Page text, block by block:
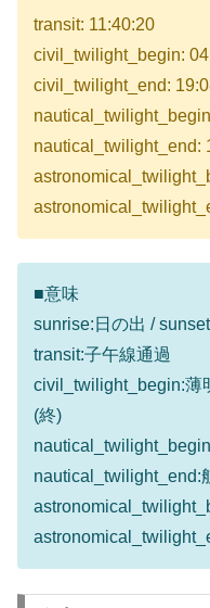
transit: 11:40:20
civil_twilight_begin:
civil_twilight_end:
nautical_twilight_end:
■意味
sunrise:日の出 /
transit:子午線通過
civil_twilight_begin:薄
(終)
nautical_twilight_end: